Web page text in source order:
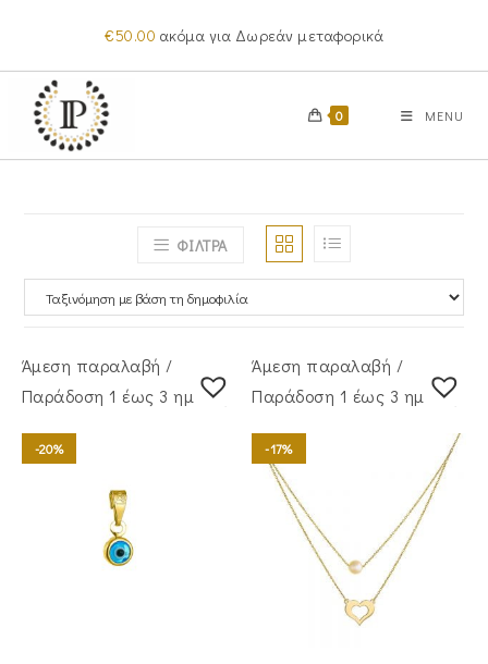
content
€50.00 ακόμα για Δωρεάν μεταφορικά
0 MENU
ΦΙΛΤΡΑ
Άμεση παραλαβή /
Παράδoση 1 έως 3 ημέρες
-20%
Άμεση παραλαβή /
Παράδoση 1 έως 3 ημέρες
-17%